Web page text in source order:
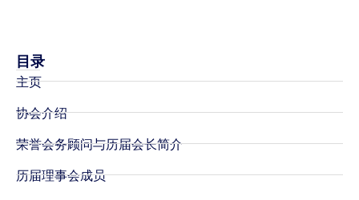
目录
主页
协会介绍
荣誉会务顾问与历届会长简介
历届理事会成员